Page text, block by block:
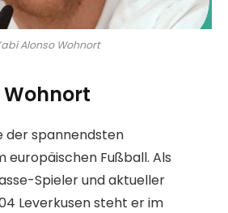
Alonso Wohnort
der spannendsten
europäischen Fußball. Als
Spieler und aktueller
Leverkusen steht er im